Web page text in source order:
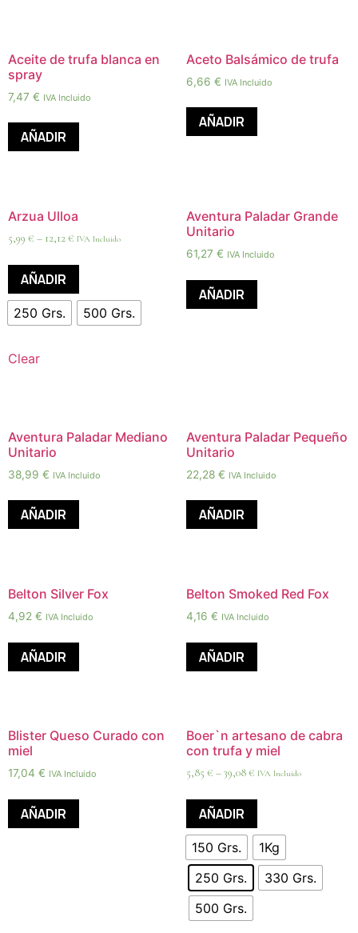
Aceite de trufa blanca en
spray
7,47 € IVA Incluido
AÑADIR
Aceto Balsámico de trufa
6,66 € IVA Incluido
AÑADIR
Arzua Ulloa
5,99 € – 12,12€ IVA Incluido
AÑADIR
250 Grs. 500 Grs.
Clear
Aventura Paladar Grande
Unitario
61,27 € IVA Incluido
AÑADIR
Aventura Paladar Mediano
Unitario
38,99 € IVA Incluido
AÑADIR
Aventura Paladar Pequeño
Unitario
22,28 € IVA Incluido
AÑADIR
Belton Silver Fox
4,92 € IVA Incluido
AÑADIR
Belton Smoked Red Fox
4,16 € IVA Incluido
AÑADIR
Blister Queso Curado con
miel
17,04 € IVA Incluido
AÑADIR
Boer`n artesano de cabra
con trufa y miel
5,85 € –39,08€ IVA Incluido
AÑADIR
150 Grs.
1Kg
250 Grs.
330 Grs.
500 Grs.